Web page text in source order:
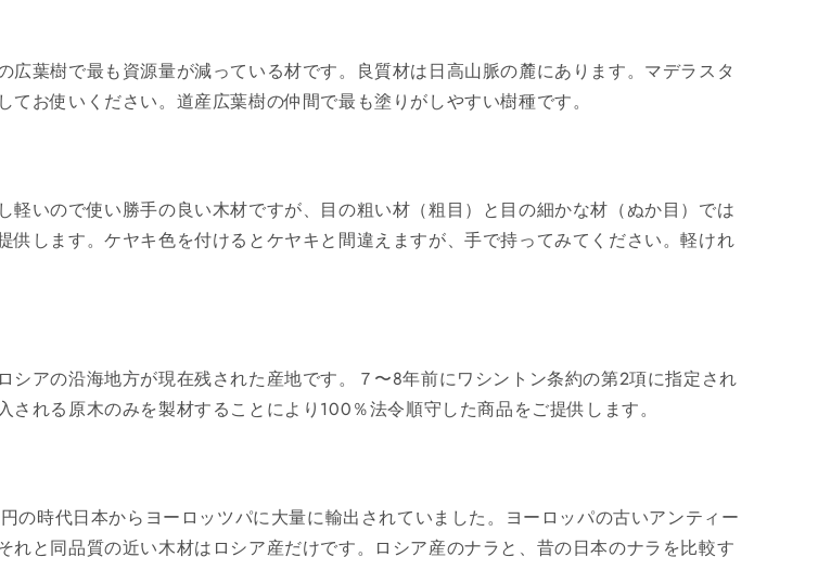
葉樹で最も資源量が減っている材です。良質材は日高山脈の麓にあります。マデラスタ
お使いください。道産広葉樹の仲間で最も塗りがしやすい樹種です。
いので使い勝手の良い木材ですが、目の粗い材（粗目）と目の細かな材（ぬか目）では
します。ケヤキ色を付けるとケヤキと間違えますが、手で持ってみてください。軽けれ
アの沿海地方が現在残された産地です。７〜8年前にワシントン条約の第2項に指定され
れる原木のみを製材することにより100％法令順守した商品をご提供します。
の時代日本からヨーロッツパに大量に輸出されていました。ヨーロッパの古いアンティー
と同品質の近い木材はロシア産だけです。ロシア産のナラと、昔の日本のナラを比較す